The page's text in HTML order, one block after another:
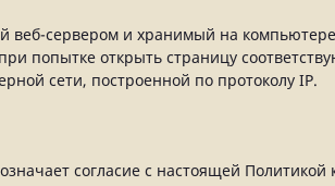
сервером и хранимый на
попытке открыть страницу
сети, построенной по протоколу IP.
согласие с настоящей